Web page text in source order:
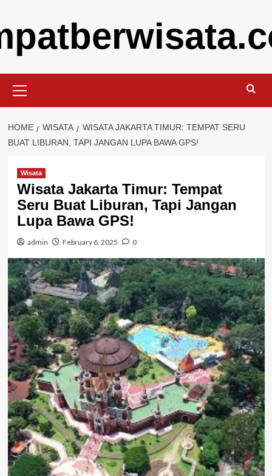
content
Menu
HOME WISATA
WISATA JAKARTA TIMUR: TEMPAT SERU
BUAT LIBURAN, TAPI JANGAN LUPA BAWA GPS!
Wisata
Wisata Jakarta Timur: Tempat
Seru Buat Liburan, Tapi Jangan
Lupa Bawa GPS!
admin February 6, 2025 0